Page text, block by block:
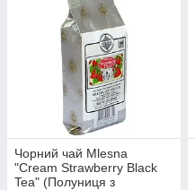
Чорний чай Mlesna
"Cream Strawberry Black
Tea" (Полуниця з